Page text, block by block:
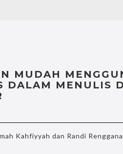
MUDAH
DALAM MENULIS
Kahfiyyah dan Randi Renggana